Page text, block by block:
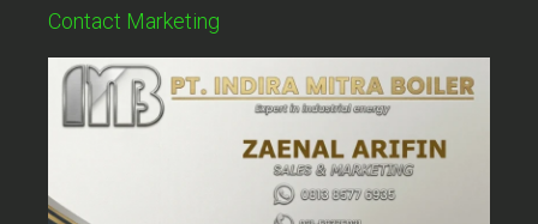
Contact Marketing